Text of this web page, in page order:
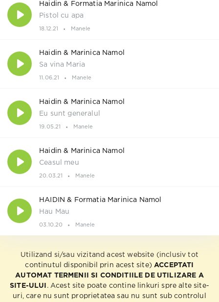
Haidin & Formatia Marinica Namol
Pistol cu apa
18.12.21 Manele
Haidin & Marinica Namol
Sa vina Maria
11.06.21 Manele
Haidin & Marinica Namol
Eu sunt generalul
19.05.21 Manele
Haidin & Marinica Namol
Ceasul meu
20.03.21 Manele
HAIDIN & Formatia Marinica Namol
Hau Mau
03.10.20 Manele
Utilizand si/sau vizitand acest website (inclusiv tot
continutul disponibil prin acest site) ACCEPTATI
AUTOMAT TERMENII SI CONDITIILE DE UTILIZARE A
SITE-ULUI
. Acest site poate contine linkuri spre alte site-
uri, care nu sunt proprietatea sau nu sunt sub controlul